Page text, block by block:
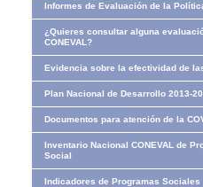
Informes de Evaluación de la
¿Quieres consultar alguna
CONEVAL?
Evidencia sobre la efectividad de
Plan Nacional de Desarrollo 2013-
Documentos para atención de la
Inventario Nacional CONEVAL de
Social
Indicadores de Programas Sociales